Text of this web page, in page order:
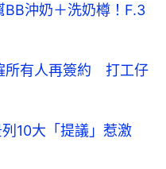
沖奶＋洗奶樽！F.3
所有人再簽約 打工仔
10大「提議」惹激